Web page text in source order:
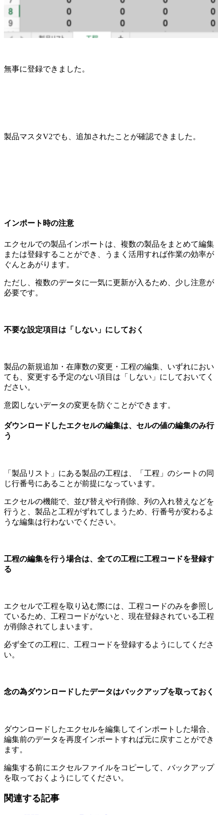
無事に登録できました。
製品マスタV2でも、追加されたことが確認できました。
インポート時の注意
エクセルでの製品インポートは、複数の製品をまとめて編集
または登録することができ、うまく活用すれば作業の効率が
ぐんとあがります。
ただし、複数のデータに一気に更新が入るため、少し注意が
必要です。
不要な設定項目は「しない」にしておく
製品の新規追加・在庫数の変更・工程の編集、いずれにおい
ても、変更する予定のない項目は「しない」にしておいてく
ださい。
意図しないデータの変更を防ぐことができます。
ダウンロードしたエクセルの編集は、セルの値の編集のみ行
う
「製品リスト」にある製品の工程は、「工程」のシートの同
じ行番号にあることが前提になっています。
エクセルの機能で、並び替えや行削除、列の入れ替えなどを
行うと、製品と工程がずれてしまうため、行番号が変わるよ
うな編集は行わないでください。
工程の編集を行う場合は、全ての工程に工程コードを登録す
る
エクセルで工程を取り込む際には、工程コードのみを参照し
ているため、工程コードがないと、現在登録されている工程
が削除されてしまいます。
必ず全ての工程に、工程コードを登録するようにしてくださ
い。
念の為ダウンロードしたデータはバックアップを取っておく
ダウンロードしたエクセルを編集してインポートした場合、
編集前のデータを再度インポートすれば元に戻すことができ
ます。
編集する前にエクセルファイルをコピーして、バックアップ
を取っておくようにしてください。
関連する記事